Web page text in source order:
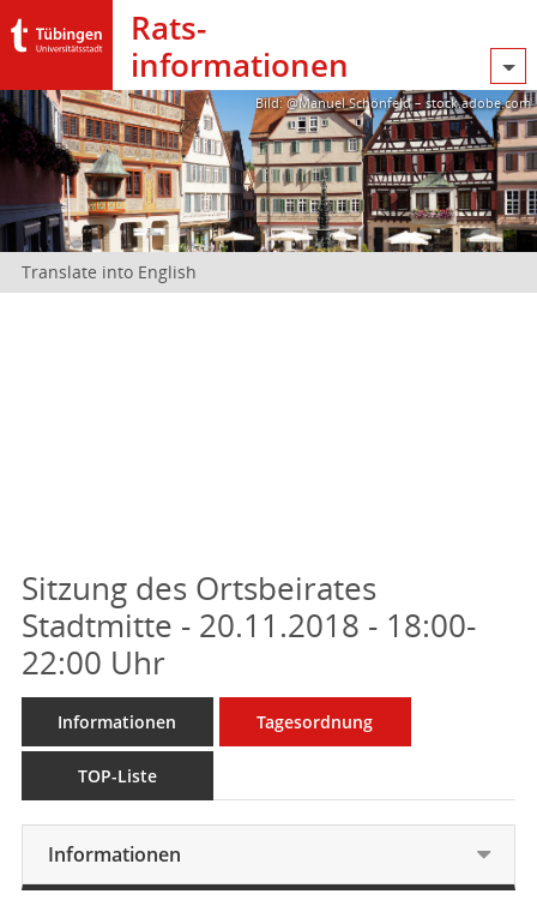
Rats­
informationen
Bild: @Manuel Schönfeld – stock.adobe.com
Translate into English
Sitzung des Ortsbeirates
Stadtmitte - 20.11.2018 - 18:00-
22:00 Uhr
Informationen Tagesordnung
TOP-Liste
Informationen